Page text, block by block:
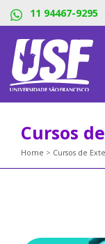
11 94467-9295
Cursos
Home Cursos de